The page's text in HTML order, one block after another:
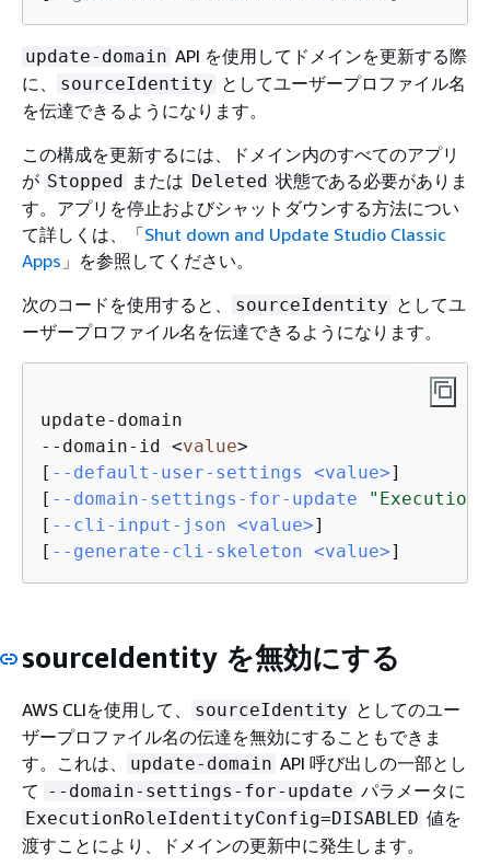
update-domain API を使用してドメインを更新する際
に、
sourceIdentity としてユーザープロファイル名
を伝達できるようになります。
この構成を更新するには、ドメイン内のすべてのアプリ
が Stopped または Deleted 状態である必要がありま
す。アプリを停止およびシャットダウンする方法につい
て詳しくは、「Shut down and Update Studio Classic
Apps 」を参照してください。
次のコードを使用すると、
sourceIdentity としてユ
ーザープロファイル名を伝達できるようになります。
update-domain
--domain-id <value>
[ --default-user-settings <value>]
[ --domain-settings-for-update
[ --cli-input-json <value>]
[ --generate-cli-skeleton <value>
sourceIdentity を無効にする
AWS CLIを使用して、 sourceIdentity としてのユー
ザープロファイル名の伝達を無効にすることもできま
す。これは、
update-domain API 呼び出しの一部とし
て --domain-settings-for-update パラメータに
ExecutionRoleIdentityConfig=DISABLED 値を
渡すことにより、ドメインの更新中に発生します。